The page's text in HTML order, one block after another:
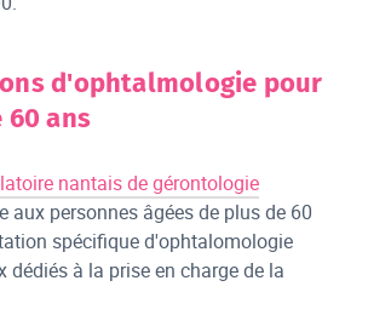
d'ophtalmologie pour
60 ans
nantais de gérontologie
aux personnes âgées de plus de 60
spécifique d'ophtalomologie
dédiés à la prise en charge de la